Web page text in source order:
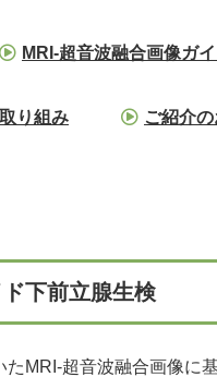
MRI-超音波融合画像ガ
り組み ご紹介
下前立腺生検
MRI-超音波融合画像に